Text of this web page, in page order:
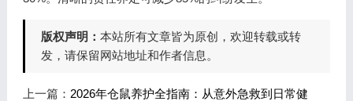
版权声明： 本站所有文章皆为原创，欢迎转载或转
发，请保留网站地址和作者信息。
上一篇： 2026年仓鼠养护全指南：从意外急救到日常健